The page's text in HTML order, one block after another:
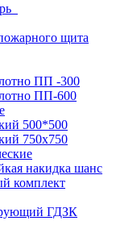
щита
ПП -300
ПП-600
500*500
750х750
накидка шанс
комплект
ГДЗК